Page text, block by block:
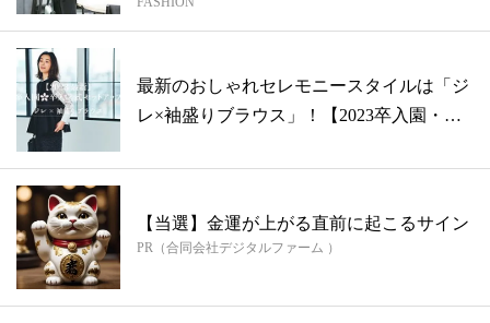
結...
最新のおしゃれセレモニースタイルは「ジ
レ×袖盛りブラウス」！【2023卒入園・
【当選】金運が上がる直前に起こるサイン
PR（合同会社デジタルファーム ）